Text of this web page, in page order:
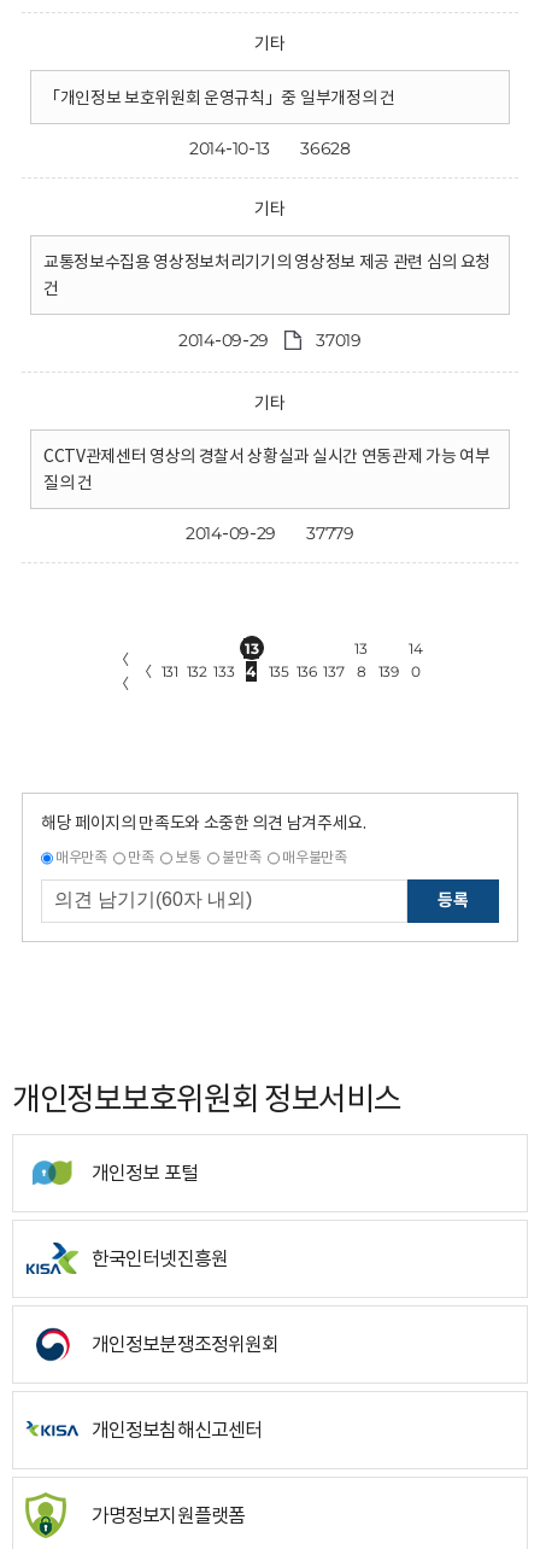
기타
「개인정보 보호위원회 운영규칙」중 일부개정의 건
2014-10-13 36628
기타
교통정보수집용 영상정보처리기기의 영상정보 제공 관련 심의 요청
건
2014-09-29 37019
기타
CCTV관제센터 영상의 경찰서 상황실과 실시간 연동관제 가능 여부
질의 건
2014-09-29 37779
〈
〈
〈 131 132 133
13
4
135 136 137
13
8
139
14
0
해당 페이지의 만족도와 소중한 의견 남겨주세요.
매우만족 만족 보통 불만족 매우불만족
등록
개인정보보호위원회 정보서비스
개인정보 포털
한국인터넷진흥원
개인정보분쟁조정위원회
개인정보침해신고센터
가명정보지원플랫폼